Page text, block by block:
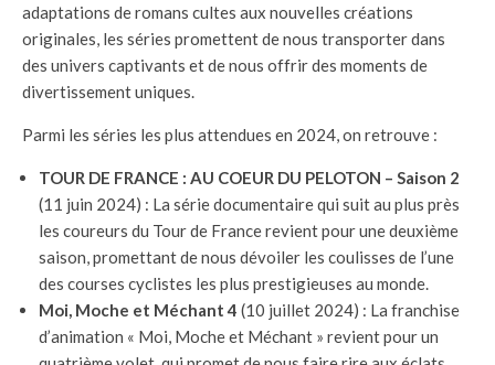
adaptations de romans cultes aux nouvelles créations
originales, les séries promettent de nous transporter dans
des univers captivants et de nous offrir des moments de
divertissement uniques.
Parmi les séries les plus attendues en 2024, on retrouve :
TOUR DE FRANCE : AU COEUR DU PELOTON – Saison 2
(11 juin 2024) : La série documentaire qui suit au plus près
les coureurs du Tour de France revient pour une deuxième
saison, promettant de nous dévoiler les coulisses de l’une
des courses cyclistes les plus prestigieuses au monde.
Moi, Moche et Méchant 4 (10 juillet 2024) : La franchise
d’animation « Moi, Moche et Méchant » revient pour un